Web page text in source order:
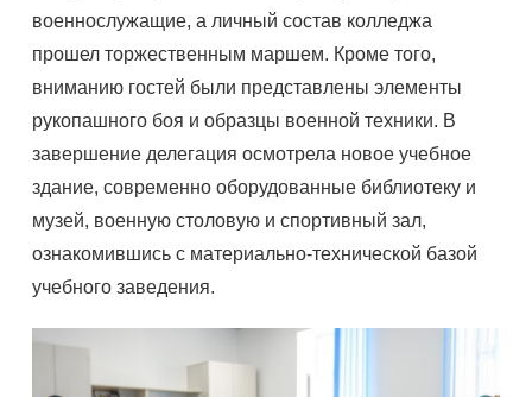
военнослужащие, а личный состав колледжа
прошел торжественным маршем. Кроме того,
вниманию гостей были представлены элементы
рукопашного боя и образцы военной техники. В
завершение делегация осмотрела новое учебное
здание, современно оборудованные библиотеку и
музей, военную столовую и спортивный зал,
ознакомившись с материально-технической базой
учебного заведения.